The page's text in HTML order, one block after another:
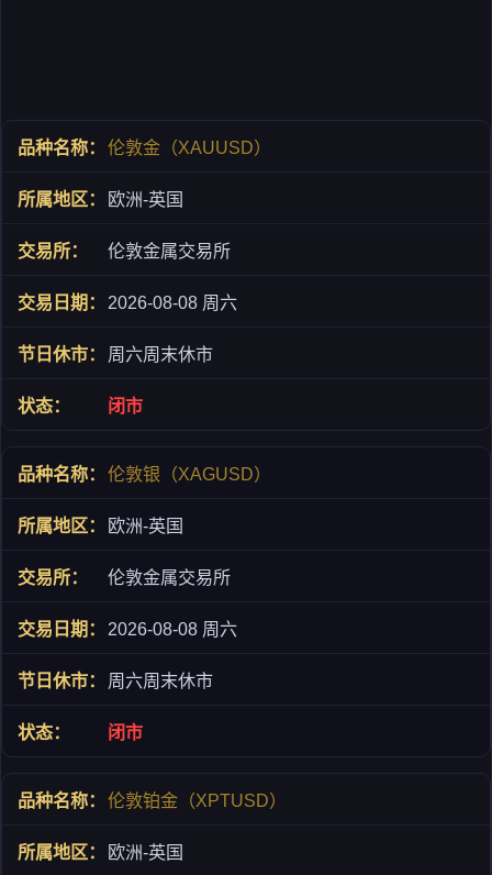
伦敦金（XAUUSD）
欧洲-英国
伦敦金属交易所
2026-08-08 周六
周六周末休市
闭市
伦敦银（XAGUSD）
欧洲-英国
伦敦金属交易所
2026-08-08 周六
周六周末休市
闭市
伦敦铂金（XPTUSD）
欧洲-英国